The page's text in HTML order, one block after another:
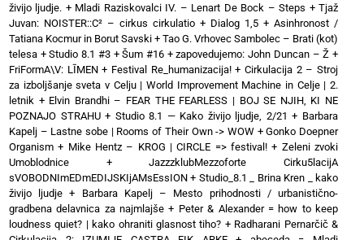
živijo ljudje. + Mladi Raziskovalci IV. – Lenart De Bock – Steps +Tjaž
Juvan: NOISTER::C² – cirkus cirkulatio + Dialog 1,5 + Asinhronost /
Tatiana Kocmur in Borut Savski + Tao G. Vrhovec Sambolec – Brati (kot)
telesa +Studio 8.1 #3 + Šum #16 +zapovedujemo: John Duncan – Ž +
FriFormA\V: LĪMEN+ Festival Re_humanizacija!+Cirkulacija 2 – Stroj
za izboljšanje sveta v Celju | World Improvement Machine in Celje | 2.
letnik + Elvin Brandhi – FEAR THE FEARLESS | BOJ SE NJIH, KI NE
POZNAJO STRAHU+ Studio 8.1 — Kako živijo ljudje, 2/21 + Barbara
Kapelj – Lastne sobe | Rooms of Their Own -> WOW+Gonko Doepner
Organism + Mike Hentz – KROG | CIRCLE => festival! + Zeleni zvoki
Umoblodnice +JazzzklubMezzoforte Cirku5lacijA
sVOBODNImEDmEDIJSKIjAMsEssION + Studio_8.1 _ Brina Kren _ kako
živijo ljudje + Barbara Kapelj – Mesto prihodnosti / urbanistično-
gradbena delavnica za najmlajše + Peter & Alexander = how to keep
loudness quiet? | kako ohraniti glasnost tiho? + Radharani Pernarčič &